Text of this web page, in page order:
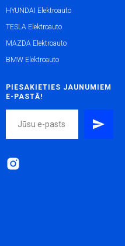
HYUNDAI Elektroauto
TESLA Elektroauto
MAZDA Elektroauto
BMW Elektroauto
PIESAKIETIES JAUNUMIEM
E-PASTĀ!